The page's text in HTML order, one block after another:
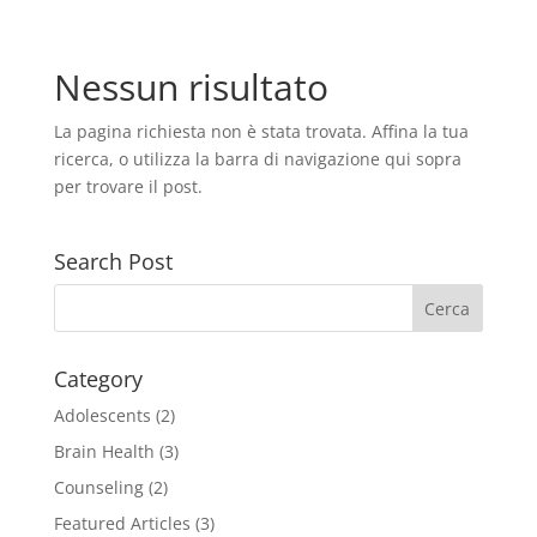
Nessun risultato
La pagina richiesta non è stata trovata. Affina la tua
ricerca, o utilizza la barra di navigazione qui sopra
per trovare il post.
Search Post
Category
Adolescents (2)
Brain Health (3)
Counseling(2)
Featured Articles (3)